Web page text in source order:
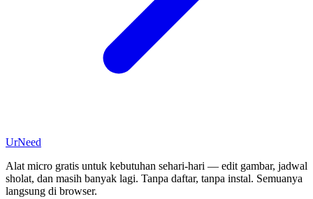
UrNeed
Alat micro gratis untuk kebutuhan sehari-hari — edit gambar, jadwal
sholat, dan masih banyak lagi. Tanpa daftar, tanpa instal. Semuanya
langsung di browser.